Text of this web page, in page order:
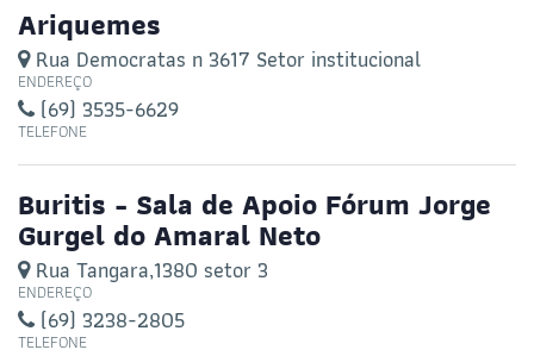
Ariquemes
Rua Democratas n 3617 Setor institucional
ENDEREÇO
(69) 3535-6629
TELEFONE
Buritis - Sala de Apoio Fórum Jorge
Gurgel do Amaral Neto
Rua Tangara,1380 setor 3
ENDEREÇO
(69) 3238-2805
TELEFONE